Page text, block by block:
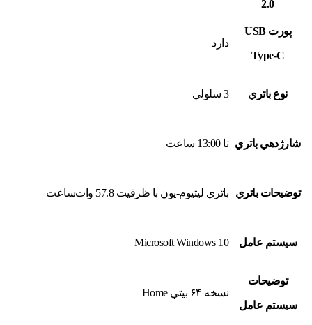
2.0
پورت USB
Type-C
دارد
نوع باتري 3 سلولي
شارژدهي باتري تا 13:00 ساعت
توضيحات باتري باتري ليتيوم-يون با ظرفيت 57.8 وات‌ساعت
سيستم عامل Microsoft Windows 10
توضيحات
سيستم عامل
نسخه ۶۴ بيتي Home